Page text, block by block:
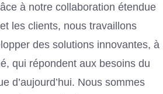
à notre collaboration étendue
les clients, nous travaillons
des solutions innovantes, à
qui répondent aux besoins du
d’aujourd’hui. Nous sommes